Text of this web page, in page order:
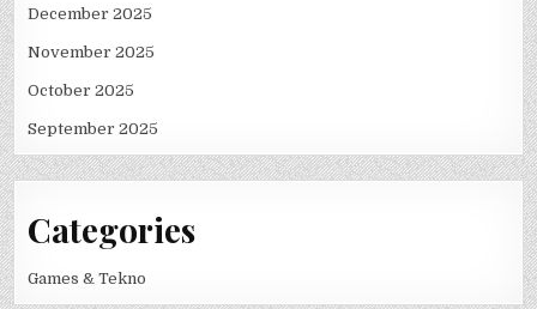
December 2025
November 2025
October 2025
September 2025
Categories
Games & Tekno